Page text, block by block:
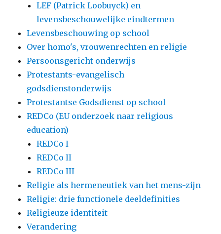
LEF (Patrick Loobuyck) en
levensbeschouwelijke eindtermen
Levensbeschouwing op school
Over homo's, vrouwenrechten en religie
Persoonsgericht onderwijs
Protestants-evangelisch
godsdienstonderwijs
Protestantse Godsdienst op school
REDCo (EU onderzoek naar religious
education)
REDCo I
REDCo II
REDCo III
Religie als hermeneutiek van het mens-zijn
Religie: drie functionele deeldefinities
Religieuze identiteit
Verandering